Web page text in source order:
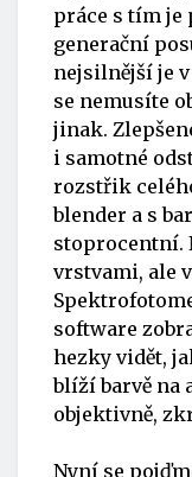
práce s tím je
generační
nejsilnější je
se nemusíte
jinak.
i samotné
rozstřik
blender a s
stoprocentní.
vrstvami, ale
software
hezky vidět,
blíží barvě na
objektivně,
Nyní se